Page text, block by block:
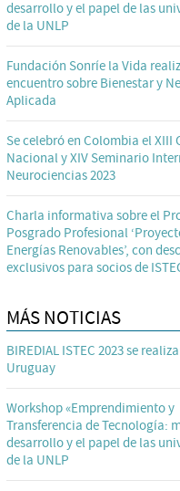
desarrollo y el papel de las
de la UNLP
Fundación Sonríe la Vida
encuentro sobre Bienestar y
Aplicada
Se celebró en Colombia el XIII
Nacional y XIV Seminario
Neurociencias 2023
Charla informativa sobre el
Posgrado Profesional
Energías Renovables’, con
exclusivos para socios de
MÁS NOTICIAS
BIREDIAL ISTEC 2023 se
Uruguay
Workshop «Emprendimiento y
Transferencia de Tecnología:
desarrollo y el papel de las
de la UNLP